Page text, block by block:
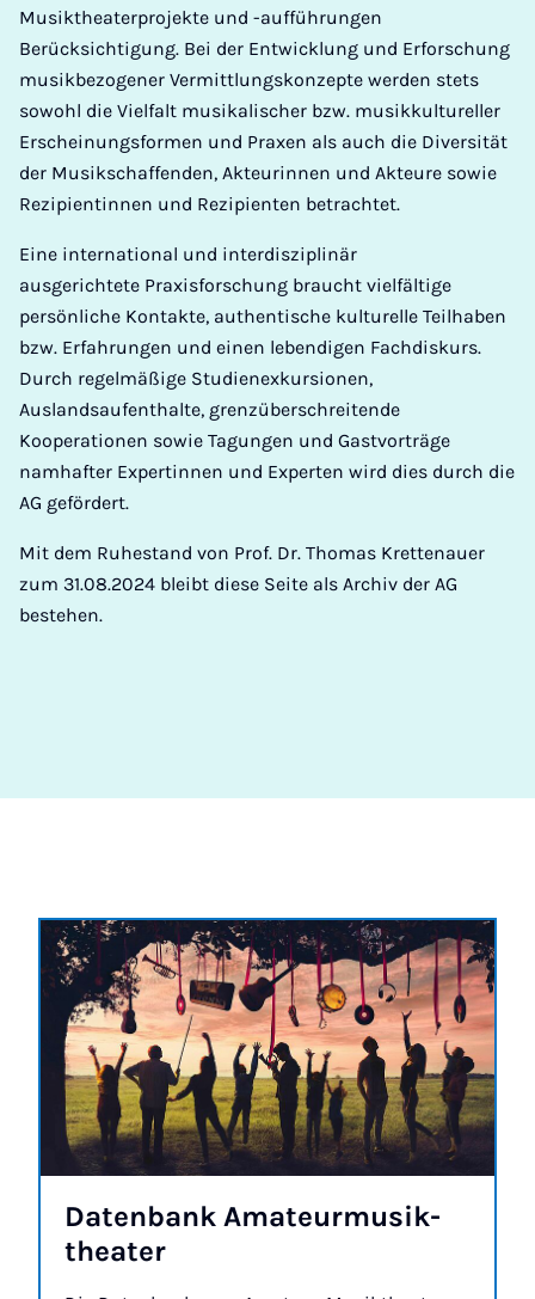
Musiktheaterprojekte und -aufführungen
Berücksichtigung. Bei der Entwicklung und Erforschung
musikbezogener Vermittlungskonzepte werden stets
sowohl die Vielfalt musikalischer bzw. musikkultureller
Erscheinungsformen und Praxen als auch die Diversität
der Musikschaffenden, Akteurinnen und Akteure sowie
Rezipientinnen und Rezipienten betrachtet.
Eine international und interdisziplinär
ausgerichtete Praxisforschung braucht vielfältige
persönliche Kontakte, authentische kulturelle Teilhaben
bzw. Erfahrungen und einen lebendigen Fachdiskurs.
Durch regelmäßige Studienexkursionen,
Auslandsaufenthalte, grenzüberschreitende
Kooperationen sowie Tagungen und Gastvorträge
namhafter Expertinnen und Experten wird dies durch die
AG gefördert.
Mit dem Ruhestand von Prof. Dr. Thomas Krettenauer
zum 31.08.2024 bleibt diese Seite als Archiv der AG
bestehen.
Da­ten­bank Ama­teur­mu­sik­
the­a­ter